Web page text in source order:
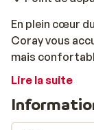
En plein cœur
Coray vous
mais
mètres de la
Commerces,
pied, vous
Lire la suite